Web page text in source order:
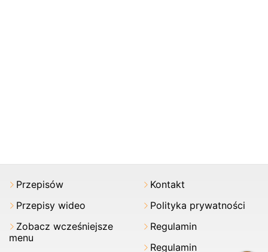
Przepisów
Przepisy wideo
Zobacz wcześniejsze
menu
Kontakt
Polityka prywatności
Regulamin
Regulamin